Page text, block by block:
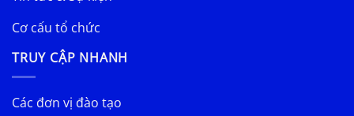
Cơ cấu tổ chức
TRUY CẬP NHANH
Các đơn vị đào tạo